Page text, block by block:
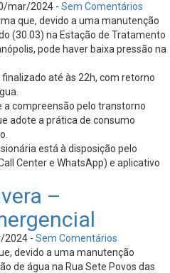
mar/2024 - Sem Comentários
que, devido a uma manutenção
(30.03) na Estação de Tratamento
pode haver baixa pressão na
até às 22h, com retorno
a compreensão pelo transtorno
adote a prática de consumo
está à disposição pelo
Center e WhatsApp) e aplicativo
–
2024 - Sem Comentários
devido a uma manutenção
de água na Rua Sete Povos das